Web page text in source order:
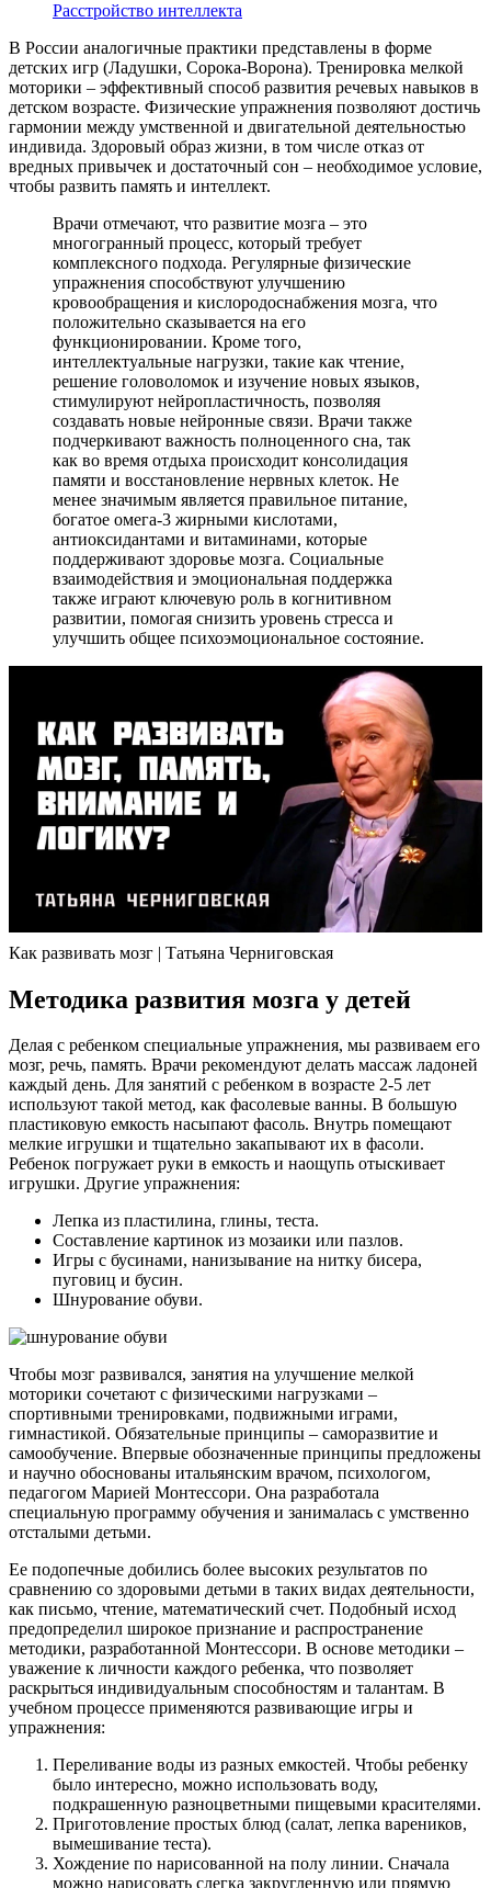
Расстройство интеллекта
В России аналогичные практики представлены в форме
детских игр (Ладушки, Сорока-Ворона). Тренировка мелкой
моторики – эффективный способ развития речевых навыков в
детском возрасте. Физические упражнения позволяют достичь
гармонии между умственной и двигательной деятельностью
индивида. Здоровый образ жизни, в том числе отказ от
вредных привычек и достаточный сон – необходимое условие,
чтобы развить память и интеллект.
Врачи отмечают, что развитие мозга – это
многогранный процесс, который требует
комплексного подхода. Регулярные физические
упражнения способствуют улучшению
кровообращения и кислородоснабжения мозга, что
положительно сказывается на его
функционировании. Кроме того,
интеллектуальные нагрузки, такие как чтение,
решение головоломок и изучение новых языков,
стимулируют нейропластичность, позволяя
создавать новые нейронные связи. Врачи также
подчеркивают важность полноценного сна, так
как во время отдыха происходит консолидация
памяти и восстановление нервных клеток. Не
менее значимым является правильное питание,
богатое омега-3 жирными кислотами,
антиоксидантами и витаминами, которые
поддерживают здоровье мозга. Социальные
взаимодействия и эмоциональная поддержка
также играют ключевую роль в когнитивном
развитии, помогая снизить уровень стресса и
улучшить общее психоэмоциональное состояние.
Как развивать мозг | Татьяна Черниговская
Методика развития мозга у детей
Делая с ребенком специальные упражнения, мы развиваем его
мозг, речь, память. Врачи рекомендуют делать массаж ладоней
каждый день. Для занятий с ребенком в возрасте 2-5 лет
используют такой метод, как фасолевые ванны. В большую
пластиковую емкость насыпают фасоль. Внутрь помещают
мелкие игрушки и тщательно закапывают их в фасоли.
Ребенок погружает руки в емкость и наощупь отыскивает
игрушки. Другие упражнения:
Лепка из пластилина, глины, теста.
Составление картинок из мозаики или пазлов.
Игры с бусинами, нанизывание на нитку бисера,
пуговиц и бусин.
Шнурование обуви.
Чтобы мозг развивался, занятия на улучшение мелкой
моторики сочетают с физическими нагрузками –
спортивными тренировками, подвижными играми,
гимнастикой. Обязательные принципы – саморазвитие и
самообучение. Впервые обозначенные принципы предложены
и научно обоснованы итальянским врачом, психологом,
педагогом Марией Монтессори. Она разработала
специальную программу обучения и занималась с умственно
отсталыми детьми.
Ее подопечные добились более высоких результатов по
сравнению со здоровыми детьми в таких видах деятельности,
как письмо, чтение, математический счет. Подобный исход
предопределил широкое признание и распространение
методики, разработанной Монтессори. В основе методики –
уважение к личности каждого ребенка, что позволяет
раскрыться индивидуальным способностям и талантам. В
учебном процессе применяются развивающие игры и
упражнения:
Переливание воды из разных емкостей. Чтобы ребенку
было интересно, можно использовать воду,
подкрашенную разноцветными пищевыми красителями.
Приготовление простых блюд (салат, лепка вареников,
вымешивание теста).
Хождение по нарисованной на полу линии. Сначала
можно нарисовать слегка закругленную или прямую